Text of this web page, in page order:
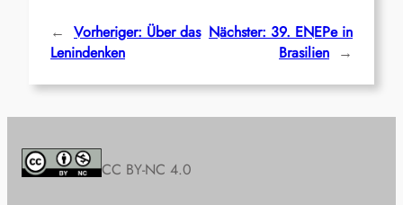
← Vorheriger: Über das
Lenindenken
Nächster: 39. ENEPe in
Brasilien →
CC BY-NC 4.0